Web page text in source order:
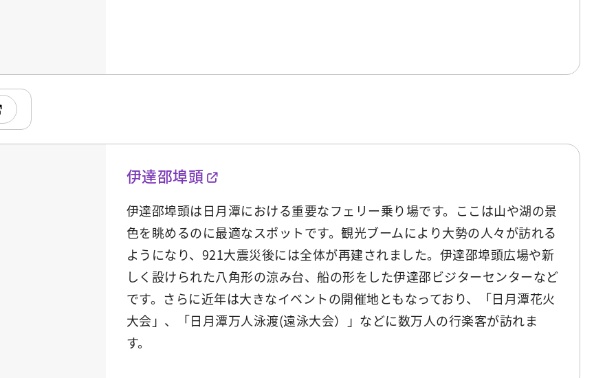
伊達邵埠頭
伊達邵埠頭は日月潭における重要なフェリー乗り場です。ここは山や湖の景
色を眺めるのに最適なスポットです。観光ブームにより大勢の人々が訪れる
ようになり、921大震災後には全体が再建されました。伊達邵埠頭広場や新
しく設けられた八角形の涼み台、船の形をした伊達邵ビジターセンターなど
です。さらに近年は大きなイベントの開催地ともなっており、「日月潭花火
大会」、「日月潭万人泳渡(遠泳大会）」などに数万人の行楽客が訪れま
す。